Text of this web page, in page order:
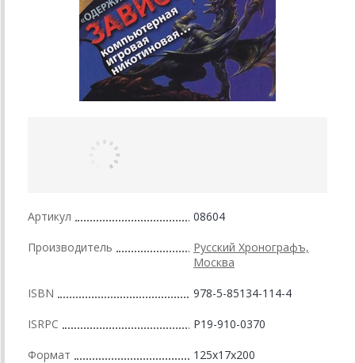
Артикул 08604
Производитель
Русский Хронографъ,
Москва
ISBN 978-5-85134-114-4
ISRPC Р19-910-0370
Формат 125x17x200